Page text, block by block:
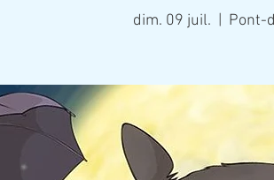
dim. 09 juil. Pont-